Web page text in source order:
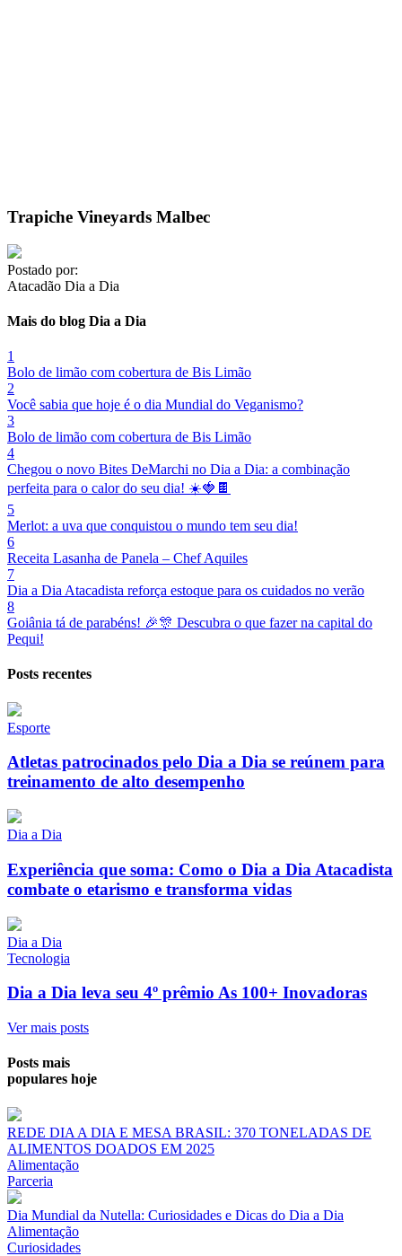
Trapiche Vineyards Malbec
Postado por:
Atacadão Dia a Dia
Mais do blog Dia a Dia
1
Bolo de limão com cobertura de Bis Limão
2
Você sabia que hoje é o dia Mundial do Veganismo?
3
Bolo de limão com cobertura de Bis Limão
4
Chegou o novo Bites DeMarchi no Dia a Dia: a combinação
perfeita para o calor do seu dia! ☀️🍓🍫
5
Merlot: a uva que conquistou o mundo tem seu dia!
6
Receita Lasanha de Panela – Chef Aquiles
7
Dia a Dia Atacadista reforça estoque para os cuidados no verão
8
Goiânia tá de parabéns! 🎉🎊 Descubra o que fazer na capital do
Pequi!
Posts recentes
Esporte
Atletas patrocinados pelo Dia a Dia se reúnem para
treinamento de alto desempenho
Dia a Dia
Experiência que soma: Como o Dia a Dia Atacadista
combate o etarismo e transforma vidas
Dia a Dia
Tecnologia
Dia a Dia leva seu 4º prêmio As 100+ Inovadoras
Ver mais posts
Posts mais
populares hoje
REDE DIA A DIA E MESA BRASIL: 370 TONELADAS DE
ALIMENTOS DOADOS EM 2025
Alimentação
Parceria
Dia Mundial da Nutella: Curiosidades e Dicas do Dia a Dia
Alimentação
Curiosidades